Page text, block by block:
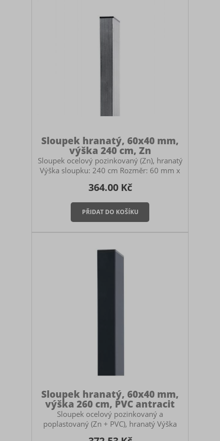
Sloupek hranatý, 60x40 mm,
výška 240 cm, Zn
Sloupek ocelový pozinkovaný (Zn), hranatý
Výška sloupku: 240 cm Rozměr: 60 mm x
plotů. Použití: průběžný, počáteční i
koncový sloupek pro panelové oplocení
nebo pletivo. Součástí sloupku je černá
plastová čepička. Montáž sloupku Sloupek
můžete zabetonovat do země, zasadit do
případě betonování myslete na to, abyste
si pořídili dostatečně vysoký sloupek.
364.00 Kč
Sloupek hranatý, 60x40 mm,
výška 260 cm, PVC antracit
Sloupek ocelový pozinkovaný a
poplastovaný (Zn + PVC), hranatý Výška